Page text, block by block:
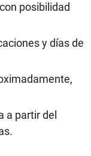
posibilidad
y días de
a partir del